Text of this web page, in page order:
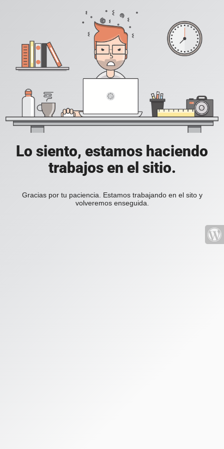
Lo siento, estamos haciendo
trabajos en el sitio.
Gracias por tu paciencia. Estamos trabajando en el sito y
volveremos enseguida.